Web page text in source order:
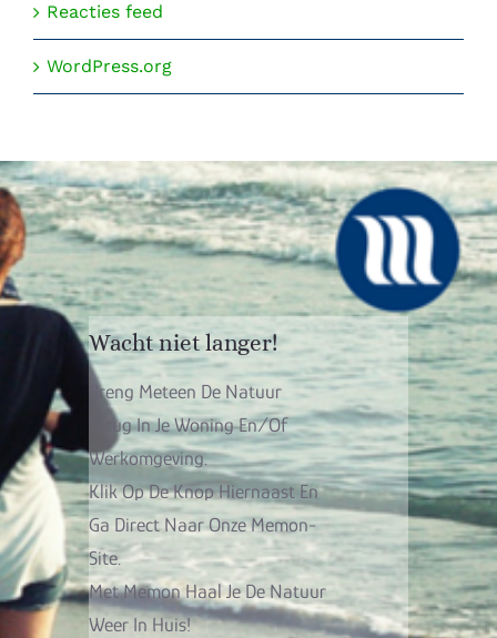
Reacties feed
WordPress.org
Wacht niet langer!
Breng Meteen De Natuur
Terug In Je Woning En/of
Werkomgeving.
Klik Op De Knop Hiernaast En
Ga Direct Naar Onze Memon-
Site.
Met Memon Haal Je De Natuur
Weer In Huis!